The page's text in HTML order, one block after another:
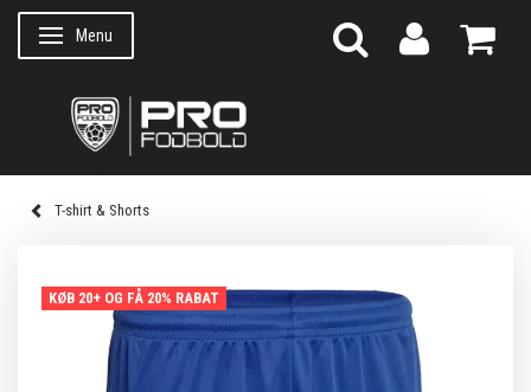
Skifte navigation
Menu
T-shirt & Shorts
KØB 20+ OG FÅ 20% RABAT